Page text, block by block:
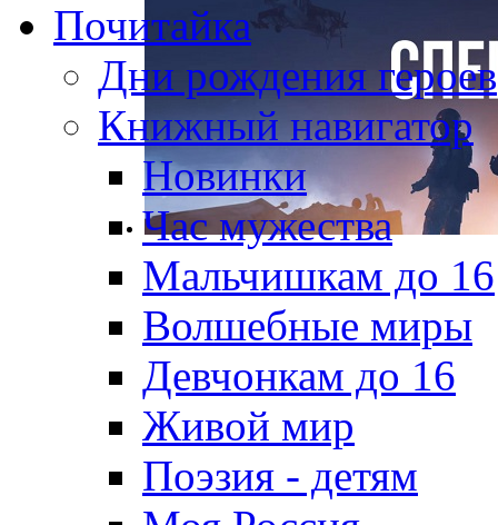
Почитайка
Дни рождения героев
Книжный навигатор
Новинки
Час мужества
Мальчишкам до 16
Волшебные миры
Девчонкам до 16
Живой мир
Поэзия - детям